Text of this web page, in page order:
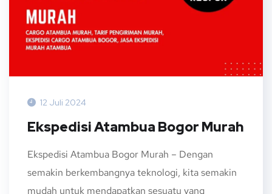
12 Juli 2024
Ekspedisi Atambua Bogor Murah
Ekspedisi Atambua Bogor Murah – Dengan
semakin berkembangnya teknologi, kita semakin
mudah untuk mendapatkan sesuatu yang